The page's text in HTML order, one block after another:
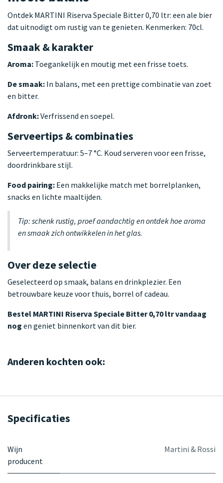
Ontdek MARTINI Riserva Speciale Bitter 0,70 ltr: een ale bier
dat uitnodigt om rustig van te genieten. Kenmerken: 70cl.
Smaak & karakter
Aroma: Toegankelijk en moutig met een frisse toets.
De smaak: In balans, met een prettige combinatie van zoet
en bitter.
Afdronk:Verfrissend en soepel.
Serveertips & combinaties
Serveertemperatuur: 5–7 °C. Koud serveren voor een frisse,
doordrinkbare stijl.
Food pairing: Een makkelijke match met borrelplanken,
snacks en lichte maaltijden.
Tip: schenk rustig, proef aandachtig en ontdek hoe aroma
en smaak zich ontwikkelen in het glas.
Over deze selectie
Geselecteerd op smaak, balans en drinkplezier. Een
betrouwbare keuze voor thuis, borrel of cadeau.
Bestel MARTINI Riserva Speciale Bitter 0,70 ltr vandaag
nog en geniet binnenkort van dit bier.
Anderen kochten ook:
Specificaties
Wijn
producent
Martini & Rossi